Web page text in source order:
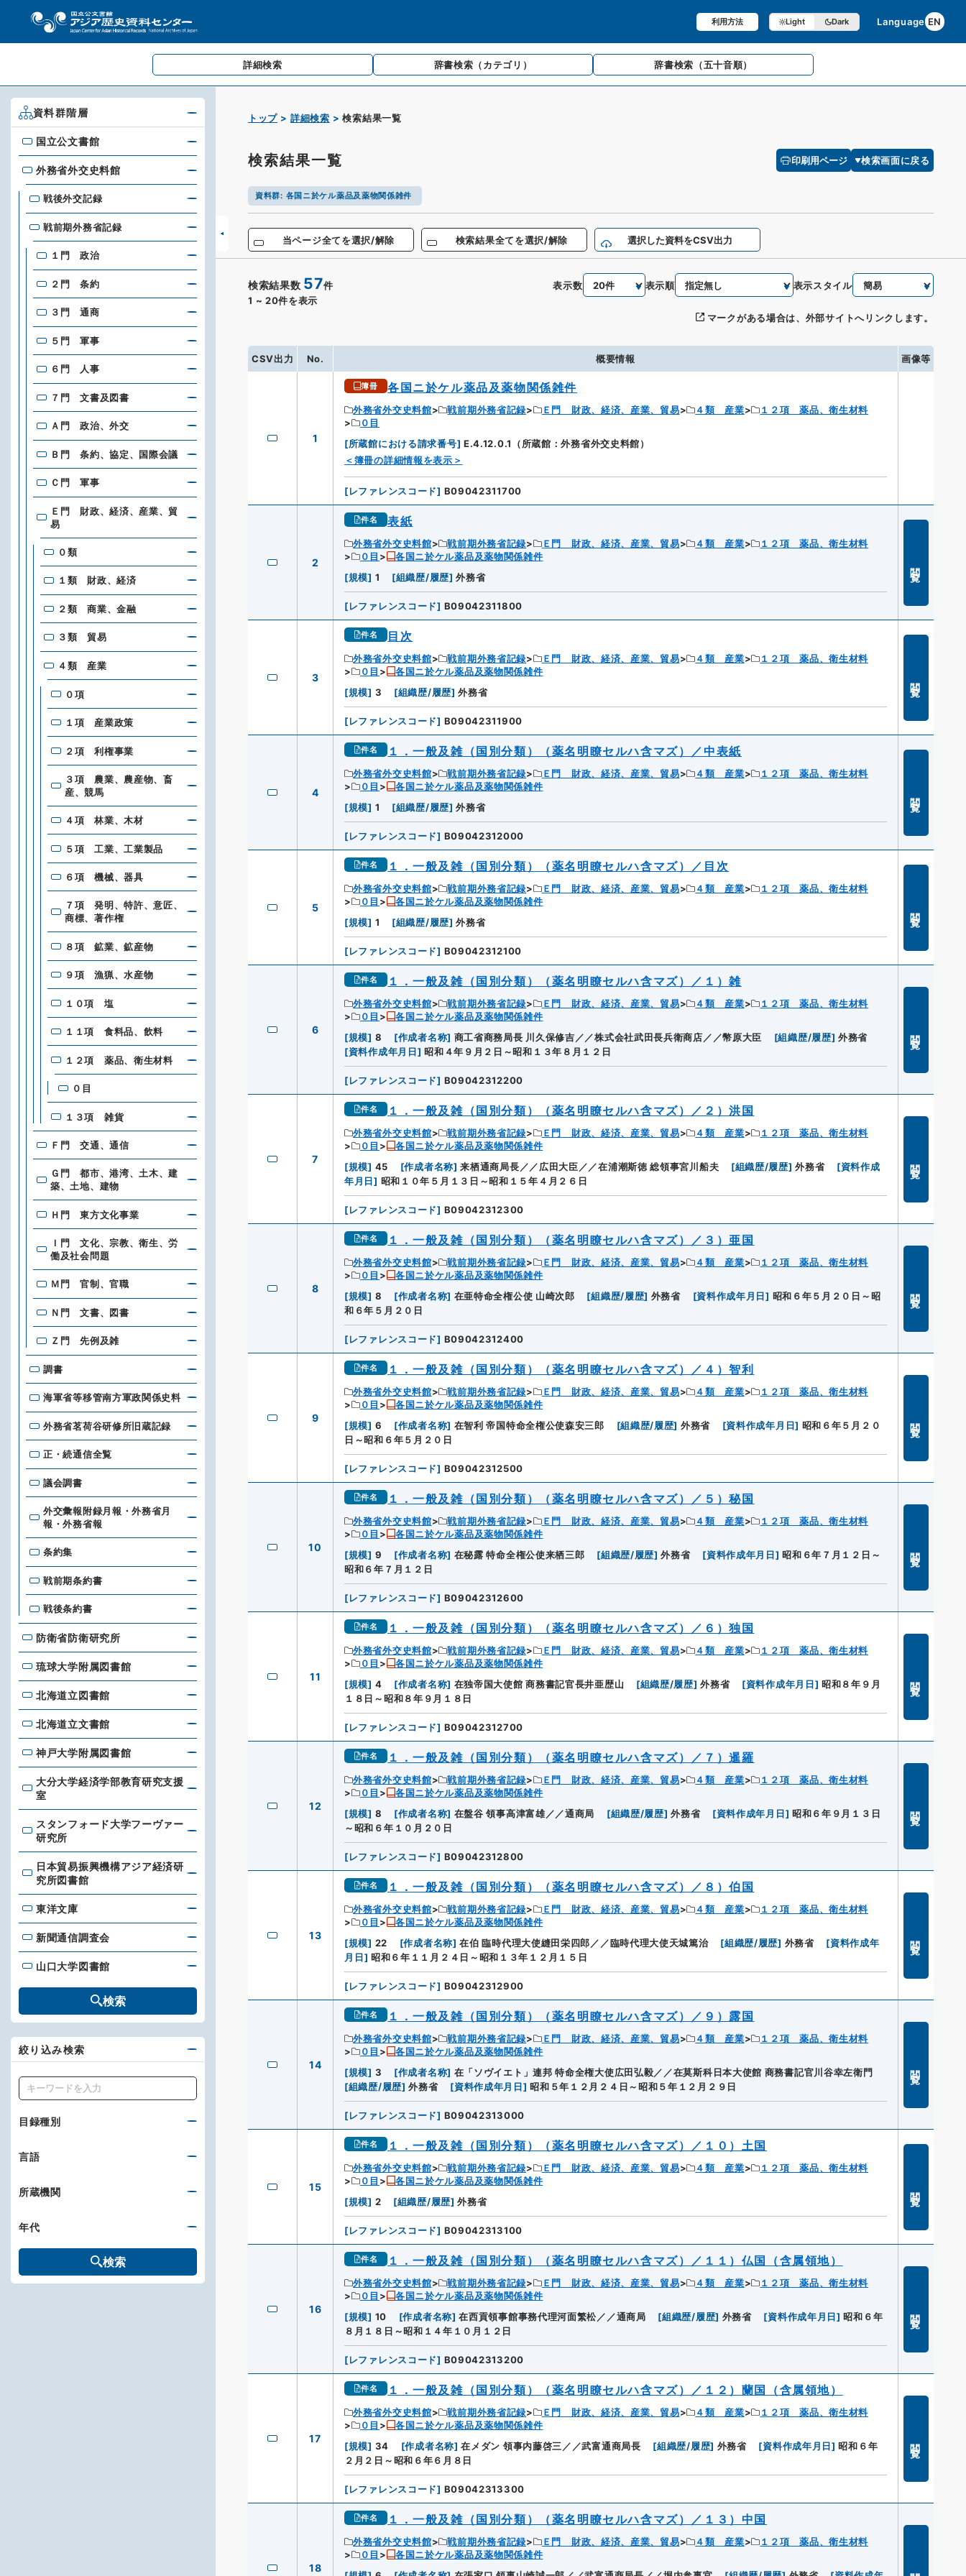
利用方法 Light Dark Language EN
詳細検索 辞書検索 （カテゴリ） 辞書検索 （五十音順）
トップ 詳細検索 検索結果一覧
検索結果一覧 印刷用ページ 検索画面に戻る
資料群: 各国ニ於ケル薬品及薬物関係雑件
当ページ全てを選択/解除 検索結果全てを選択/解除 選択した資料をCSV出力
検索結果数 57件
1 ~ 20件を表示
表示数 表示順 表示スタイル
マークがある場合は、外部サイトへリンクします。
CSV出力 No. 概要情報 画像等
1
簿冊 各国ニ於ケル薬品及薬物関係雑件
外務省外交史料館 戦前期外務省記録 Ｅ門 財政、経済、産業、貿易 ４類 産業
１２項 薬品、衛生材料
０目
[所蔵館における請求番号] E.4.12.0.1（所蔵館：外務省外交史料館）
＜簿冊の詳細情報を表示＞
[レファレンスコード] B09042311700
2
件名 表紙
外務省外交史料館 戦前期外務省記録 Ｅ門 財政、経済、産業、貿易 ４類 産業
１２項 薬品、衛生材料
０目
各国ニ於ケル薬品及薬物関係雑件
[規模] 1 [組織歴/履歴] 外務省
[レファレンスコード] B09042311800
3
件名 目次
外務省外交史料館 戦前期外務省記録 Ｅ門 財政、経済、産業、貿易 ４類 産業
１２項 薬品、衛生材料
０目
各国ニ於ケル薬品及薬物関係雑件
[規模] 3 [組織歴/履歴] 外務省
[レファレンスコード] B09042311900
4
件名 １．一般及雑（国別分類）（薬名明瞭セルハ含マズ）／中表紙
外務省外交史料館 戦前期外務省記録 Ｅ門 財政、経済、産業、貿易 ４類 産業
１２項 薬品、衛生材料
０目
各国ニ於ケル薬品及薬物関係雑件
[規模] 1 [組織歴/履歴] 外務省
[レファレンスコード] B09042312000
5
件名 １．一般及雑（国別分類）（薬名明瞭セルハ含マズ）／目次
外務省外交史料館 戦前期外務省記録 Ｅ門 財政、経済、産業、貿易 ４類 産業
１２項 薬品、衛生材料
０目
各国ニ於ケル薬品及薬物関係雑件
[規模] 1 [組織歴/履歴] 外務省
[レファレンスコード] B09042312100
6
件名 １．一般及雑（国別分類）（薬名明瞭セルハ含マズ）／１）雑
外務省外交史料館 戦前期外務省記録 Ｅ門 財政、経済、産業、貿易 ４類 産業
１２項 薬品、衛生材料
０目
各国ニ於ケル薬品及薬物関係雑件
[規模] 8 [作成者名称] 商工省商務局長 川久保修吉／／株式会社武田長兵衛商店／／幣原大臣 [組織歴/履歴] 外務省
[資料作成年月日] 昭和４年９月２日～昭和１３年８月１２日
[レファレンスコード] B09042312200
7
件名 １．一般及雑（国別分類）（薬名明瞭セルハ含マズ）／２）洪国
外務省外交史料館 戦前期外務省記録 Ｅ門 財政、経済、産業、貿易 ４類 産業
１２項 薬品、衛生材料
０目
各国ニ於ケル薬品及薬物関係雑件
[規模] 45 [作成者名称] 来栖通商局長／／広田大臣／／在浦潮斯徳 総領事宮川船夫 [組織歴/履歴] 外務省 [資料作成
年月日] 昭和１０年５月１３日～昭和１５年４月２６日
[レファレンスコード] B09042312300
8
件名 １．一般及雑（国別分類）（薬名明瞭セルハ含マズ）／３）亜国
外務省外交史料館 戦前期外務省記録 Ｅ門 財政、経済、産業、貿易 ４類 産業
１２項 薬品、衛生材料
０目
各国ニ於ケル薬品及薬物関係雑件
[規模] 8 [作成者名称] 在亜特命全権公使 山崎次郎 [組織歴/履歴] 外務省 [資料作成年月日] 昭和６年５月２０日～昭
和６年５月２０日
[レファレンスコード] B09042312400
9
件名 １．一般及雑（国別分類）（薬名明瞭セルハ含マズ）／４）智利
外務省外交史料館 戦前期外務省記録 Ｅ門 財政、経済、産業、貿易 ４類 産業
１２項 薬品、衛生材料
０目
各国ニ於ケル薬品及薬物関係雑件
[規模] 6 [作成者名称] 在智利 帝国特命全権公使森安三郎 [組織歴/履歴] 外務省 [資料作成年月日] 昭和６年５月２０
日～昭和６年５月２０日
[レファレンスコード] B09042312500
10
件名 １．一般及雑（国別分類）（薬名明瞭セルハ含マズ）／５）秘国
外務省外交史料館 戦前期外務省記録 Ｅ門 財政、経済、産業、貿易 ４類 産業
１２項 薬品、衛生材料
０目
各国ニ於ケル薬品及薬物関係雑件
[規模] 9 [作成者名称] 在秘露 特命全権公使来栖三郎 [組織歴/履歴] 外務省 [資料作成年月日] 昭和６年７月１２日～
昭和６年７月１２日
[レファレンスコード] B09042312600
11
件名 １．一般及雑（国別分類）（薬名明瞭セルハ含マズ）／６）独国
外務省外交史料館 戦前期外務省記録 Ｅ門 財政、経済、産業、貿易 ４類 産業
１２項 薬品、衛生材料
０目
各国ニ於ケル薬品及薬物関係雑件
[規模] 4 [作成者名称] 在独帝国大使館 商務書記官長井亜歴山 [組織歴/履歴] 外務省 [資料作成年月日] 昭和８年９月
１８日～昭和８年９月１８日
[レファレンスコード] B09042312700
12
件名 １．一般及雑（国別分類）（薬名明瞭セルハ含マズ）／７）暹羅
外務省外交史料館 戦前期外務省記録 Ｅ門 財政、経済、産業、貿易 ４類 産業
１２項 薬品、衛生材料
０目
各国ニ於ケル薬品及薬物関係雑件
[規模] 8 [作成者名称] 在盤谷 領事高津富雄／／通商局 [組織歴/履歴] 外務省 [資料作成年月日] 昭和６年９月１３日
～昭和６年１０月２０日
[レファレンスコード] B09042312800
13
件名 １．一般及雑（国別分類）（薬名明瞭セルハ含マズ）／８）伯国
外務省外交史料館 戦前期外務省記録 Ｅ門 財政、経済、産業、貿易 ４類 産業
１２項 薬品、衛生材料
０目
各国ニ於ケル薬品及薬物関係雑件
[規模] 22 [作成者名称] 在伯 臨時代理大使縫田栄四郎／／臨時代理大使天城篤治 [組織歴/履歴] 外務省 [資料作成年
月日] 昭和６年１１月２４日～昭和１３年１２月１５日
[レファレンスコード] B09042312900
14
件名 １．一般及雑（国別分類）（薬名明瞭セルハ含マズ）／９）露国
外務省外交史料館 戦前期外務省記録 Ｅ門 財政、経済、産業、貿易 ４類 産業
１２項 薬品、衛生材料
０目
各国ニ於ケル薬品及薬物関係雑件
[規模] 3 [作成者名称] 在「ソヴイエト」連邦 特命全権大使広田弘毅／／在莫斯科日本大使館 商務書記官川谷幸左衛門
[組織歴/履歴] 外務省 [資料作成年月日] 昭和５年１２月２４日～昭和５年１２月２９日
[レファレンスコード] B09042313000
15
件名 １．一般及雑（国別分類）（薬名明瞭セルハ含マズ）／１０）土国
外務省外交史料館 戦前期外務省記録 Ｅ門 財政、経済、産業、貿易 ４類 産業
１２項 薬品、衛生材料
０目
各国ニ於ケル薬品及薬物関係雑件
[規模] 2 [組織歴/履歴] 外務省
[レファレンスコード] B09042313100
16
件名 １．一般及雑（国別分類）（薬名明瞭セルハ含マズ）／１１）仏国（含属領地）
外務省外交史料館 戦前期外務省記録 Ｅ門 財政、経済、産業、貿易 ４類 産業
１２項 薬品、衛生材料
０目
各国ニ於ケル薬品及薬物関係雑件
[規模] 10 [作成者名称] 在西貢領事館事務代理河面繁松／／通商局 [組織歴/履歴] 外務省 [資料作成年月日] 昭和６年
８月１８日～昭和１４年１０月１２日
[レファレンスコード] B09042313200
17
件名 １．一般及雑（国別分類）（薬名明瞭セルハ含マズ）／１２）蘭国（含属領地）
外務省外交史料館 戦前期外務省記録 Ｅ門 財政、経済、産業、貿易 ４類 産業
１２項 薬品、衛生材料
０目
各国ニ於ケル薬品及薬物関係雑件
[規模] 34 [作成者名称] 在メダン 領事内藤啓三／／武富通商局長 [組織歴/履歴] 外務省 [資料作成年月日] 昭和６年
２月２日～昭和６年６月８日
[レファレンスコード] B09042313300
18
件名 １．一般及雑（国別分類）（薬名明瞭セルハ含マズ）／１３）中国
外務省外交史料館 戦前期外務省記録 Ｅ門 財政、経済、産業、貿易 ４類 産業
１２項 薬品、衛生材料
０目
各国ニ於ケル薬品及薬物関係雑件
資料群階層
国立公文書館
国立公文書館
外務省外交史料館
外務省外交史料館
戦後外交記録
戦前期外務省記録
１門 政治
２門 条約
３門 通商
５門 軍事
６門 人事
７門 文書及図書
Ａ門 政治、外交
Ｂ門 条約、協定、国際会議
Ｃ門 軍事
Ｅ門 財政、経済、産業、貿
易
０類
１類 財政、経済
２類 商業、金融
３類 貿易
４類 産業
０項
１項 産業政策
２項 利権事業
３項 農業、農産物、畜
産、競馬
４項 林業、木材
５項 工業、工業製品
６項 機械、器具
７項 発明、特許、意匠、
商標、著作権
８項 鉱業、鉱産物
９項 漁猟、水産物
１０項 塩
１１項 食料品、飲料
１２項 薬品、衛生材料
０目
１３項 雑貨
Ｆ門 交通、通信
Ｇ門 都市、港湾、土木、建
築、土地、建物
Ｈ門 東方文化事業
Ｉ門 文化、宗教、衛生、労
働及社会問題
Ｍ門 官制、官職
Ｎ門 文書、図書
Ｚ門 先例及雑
調書
海軍省等移管南方軍政関係史料
外務省茗荷谷研修所旧蔵記録
正・続通信全覧
議会調書
外交彙報附録月報・外務省月
報・外務省報
条約集
戦前期条約書
戦後条約書
防衛省防衛研究所
防衛省防衛研究所
琉球大学附属図書館
琉球大学附属図書館
北海道立図書館
北海道立図書館
北海道立文書館
北海道立文書館
神戸大学附属図書館
神戸大学附属図書館
大分大学経済学部教育研究支援室
大分大学経済学部教育研究支援
室
スタンフォード大学フーヴァー研究所
スタンフォード大学フーヴァー
研究所
日本貿易振興機構アジア経済研究所図書館
日本貿易振興機構アジア経済研
究所図書館
東洋文庫
東洋文庫
新聞通信調査会
新聞通信調査会
山口大学図書館
山口大学図書館
検索
絞り込み検索
キーワード
目録種別
言語
所蔵機関
年代
検索